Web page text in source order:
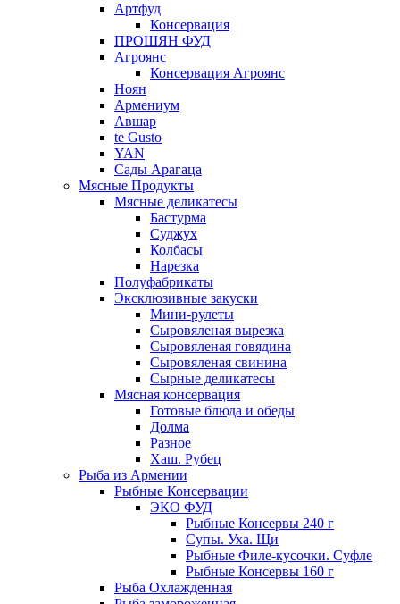
Артфуд
Консервация
ПРОШЯН ФУД
Агроянс
Консервация Агроянс
Ноян
Армениум
Авшар
te Gusto
YAN
Сады Арагаца
Мясные Продукты
Мясные деликатесы
Бастурма
Суджух
Колбасы
Нарезка
Полуфабрикаты
Эксклюзивные закуски
Мини-рулеты
Сыровяленая вырезка
Сыровяленая говядина
Сыровяленая свинина
Сырные деликатесы
Мясная консервация
Готовые блюда и обеды
Долма
Разное
Хаш. Рубец
Рыба из Армении
Рыбные Консервации
ЭКО ФУД
Рыбные Консервы 240 г
Супы. Уха. Щи
Рыбные Филе-кусочки. Суфле
Рыбные Консервы 160 г
Рыба Охлажденная